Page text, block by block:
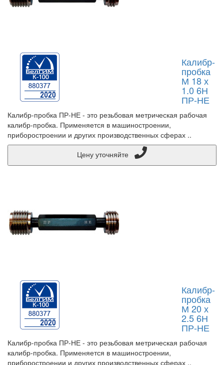
Калибр-
пробка
М 18 х
1.0 6Н
ПР-НЕ
Калибр-пробка ПР-НЕ - это резьбовая метрическая рабочая
калибр-пробка. Применяется в машиностроении,
приборостроении и других производственных сферах ..
Калибр-
пробка
М 20 х
2.5 6Н
ПР-НЕ
Калибр-пробка ПР-НЕ - это резьбовая метрическая рабочая
калибр-пробка. Применяется в машиностроении,
приборостроении и других производственных сферах ..